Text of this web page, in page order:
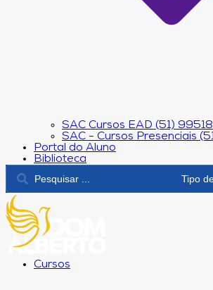
SAC Cursos EAD (51)
SAC - Cursos Presenciais
Portal do Aluno
Biblioteca
Cursos